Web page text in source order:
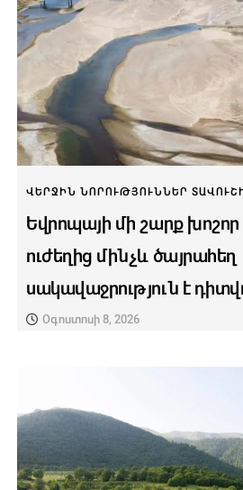
ՎԵՐՋԻՆ ՆՈՐՈՒԹՅՈՒՆՆԵՐ
Եվրոպայի մի շարք խոշոր
ուժեղից մինչև ծայրահեղ
սակավաջրություն է
Օգոստոսի 8, 2026